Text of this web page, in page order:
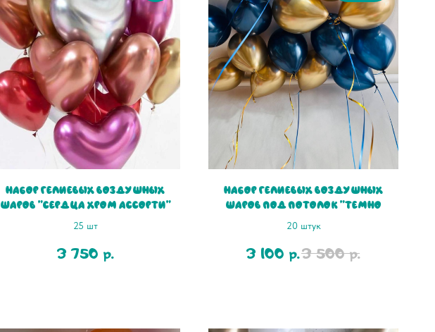
Набор гелиевых воздушных
шаров "Сердца хром ассорти"
25 шт
3 750 р.
Набор гелиевых воздушных
шаров под потолок "Темно
синий и золото хром"
20 штук
3 100 р.3 500 р.